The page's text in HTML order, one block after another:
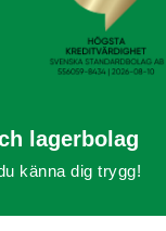
lagerbolag
känna dig trygg!